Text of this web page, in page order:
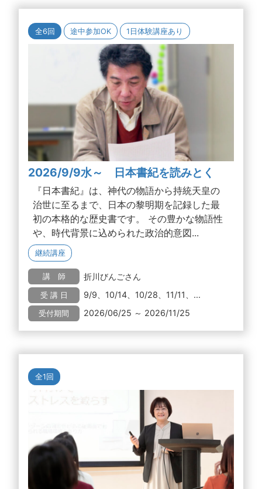
全6回 途中参加OK 1日体験講座あり
2026/9/9水～ 日本書紀を読みとく
『日本書紀』は、神代の物語から持統天皇の
治世に至るまで、日本の黎明期を記録した最
初の本格的な歴史書です。 その豊かな物語性
や、時代背景に込められた政治的意図...
継続講座
講 師 折川びんごさん
受 講 日 9/9、10/14、10/28、11/11、...
受付期間 2026/06/25 ～ 2026/11/25
全1回